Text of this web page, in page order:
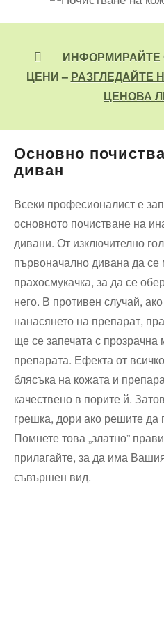
ИНФОРМИРАЙТЕ
ЦЕНИ – РАЗГЛЕДАЙТЕ
ЦЕНОВА
Основно
диван
Всеки професионалист е
основното почистване на
дивани. От изключително
първоначално дивана да
прахосмукачка, за да се
него. В противен случай,
нанасянето на препарат,
ще се запечата с
препарата. Ефекта от
блясъка на кожата и
качествено в порите й.
грешка, дори ако решите да
Помнете това „златно”
прилагайте, за да има
съвършен вид.